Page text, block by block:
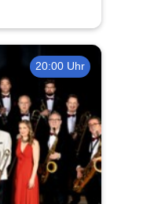
20:00 Uhr